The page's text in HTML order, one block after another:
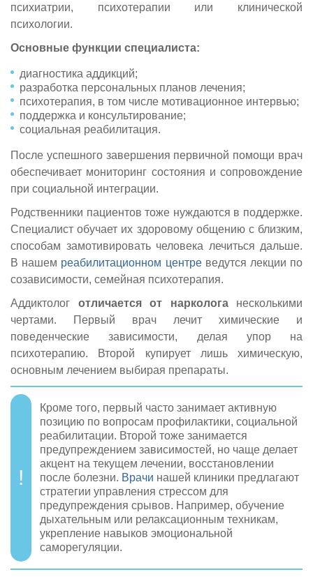
психиатрии, психотерапии или клинической
психологии.
Основные функции специалиста:
диагностика аддикций;
разработка персональных планов лечения;
психотерапия, в том числе мотивационное интервью;
поддержка и консультирование;
социальная реабилитация.
После успешного завершения первичной помощи врач
обеспечивает мониторинг состояния и сопровождение
при социальной интеграции.
Родственники пациентов тоже нуждаются в поддержке.
Специалист обучает их здоровому общению с близким,
способам замотивировать человека лечиться дальше.
В нашем реабилитационном центреведутся лекции по
созависимости, семейная психотерапия.
Аддиктолог отличается от наркологанесколькими
чертами. Первый врач лечит химические и
поведенческие зависимости, делая упор на
психотерапию. Второй купирует лишь химическую,
основным лечением выбирая препараты.
Кроме того, первый часто занимает активную
позицию по вопросам профилактики, социальной
реабилитации. Второй тоже занимается
предупреждением зависимостей, но чаще делает
акцент на текущем лечении, восстановлении
после болезни. Врачи нашей клиники предлагают
стратегии управления стрессом для
предупреждения срывов. Например, обучение
дыхательным или релаксационным техникам,
укрепление навыков эмоциональной
саморегуляции.